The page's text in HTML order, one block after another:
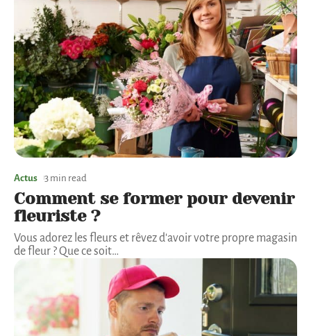
Actus 3 min read
Comment se former pour devenir
fleuriste ?
Vous adorez les fleurs et rêvez d'avoir votre propre magasin
de fleur ? Que ce soit…